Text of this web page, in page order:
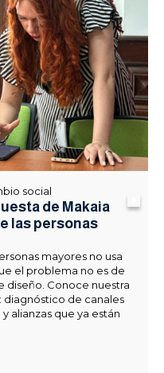
social
de Makaia
las personas
mayores no usa
el problema no es de
diseño. Conoce nuestra
diagnóstico de canales
alianzas que ya están